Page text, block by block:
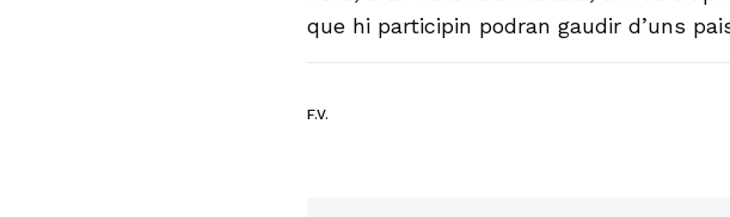
que hi participin podran gaudir d’uns
F.V.